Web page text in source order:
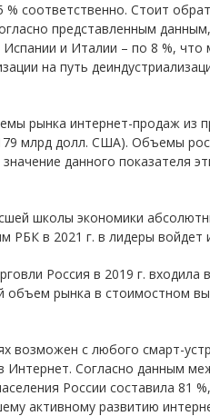
соответственно. Стоит
представленным
и Италии – по 8 %,
на путь
рынка интернет-продаж из
млрд долл. США). Объемы
данного показателя
школы экономики
РБК в 2021 г. в лидеры
Россия в 2019 г. входила
объем рынка в стоимостном
возможен с любого смарт-
Согласно данным
России составила 81
активному развитию